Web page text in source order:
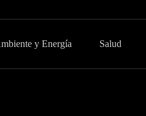
y Energía Salud